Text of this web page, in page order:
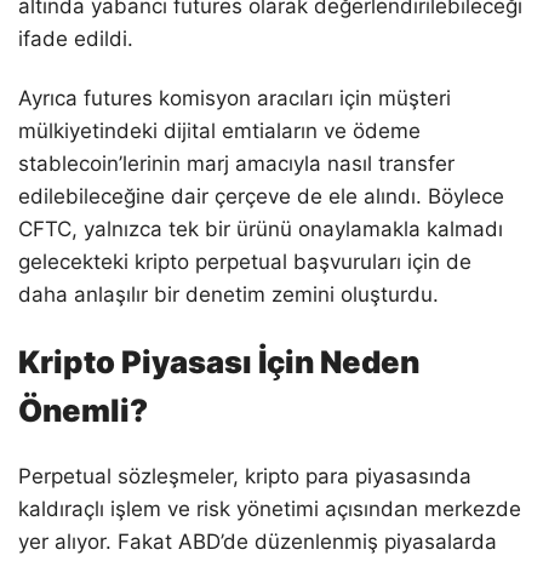
altında yabancı futures olarak değerlendirilebileceği
ifade edildi.
Ayrıca futures komisyon aracıları için müşteri
mülkiyetindeki dijital emtiaların ve ödeme
stablecoin’lerinin marj amacıyla nasıl transfer
edilebileceğine dair çerçeve de ele alındı. Böylece
CFTC, yalnızca tek bir ürünü onaylamakla kalmadı
gelecekteki kripto perpetual başvuruları için de
daha anlaşılır bir denetim zemini oluşturdu.
Kripto Piyasası İçin Neden
Önemli?
Perpetual sözleşmeler, kripto para piyasasında
kaldıraçlı işlem ve risk yönetimi açısından merkezde
yer alıyor. Fakat ABD’de düzenlenmiş piyasalarda